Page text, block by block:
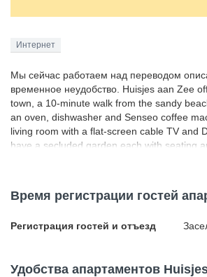
Интернет
Мы сейчас работаем над переводом
временное неудобство. Huisjes aan Zee
town, a 10-minute walk from the sandy
an oven, dishwasher and Senseo coffee
living room with a flat-screen cable TV and
have a secluded garden each with seating
minute drive from the chalets. Plopsaland
Время регистрации гостей
Регистрация гостей и отъезд
Удобства апартаментов